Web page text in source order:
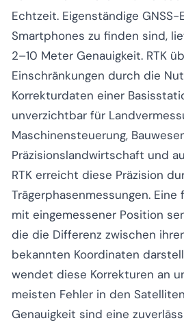
Echtzeit. Eigenständige GNSS-
Smartphones zu finden sind,
2–10 Meter Genauigkeit. RTK
Einschränkungen durch die
Korrekturdaten einer
unverzichtbar für
Maschinensteuerung,
Präzisionslandwirtschaft und
RTK erreicht diese Präzision
Trägerphasenmessungen.
mit eingemessener Position
die die Differenz zwischen
bekannten Koordinaten
wendet diese Korrekturen an
meisten Fehler in den
Genauigkeit sind eine